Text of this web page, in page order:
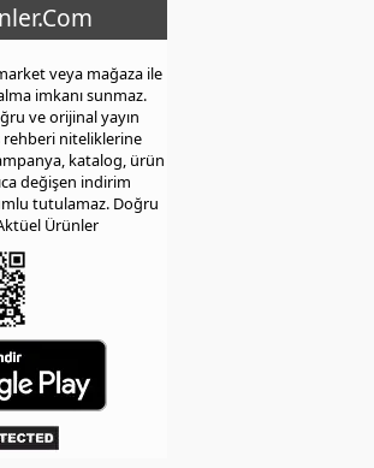
veya mağaza ile
imkanı sunmaz.
ve orijinal yayın
rehberi niteliklerine
katalog, ürün
değişen indirim
tutulamaz. Doğru
Ürünler